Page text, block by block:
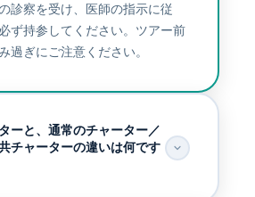
診察を受け、医師の指示に従
ず持参してください。ツアー前
過ぎにご注意ください。
ーと、通常のチャーター／
チャーターの違いは何です